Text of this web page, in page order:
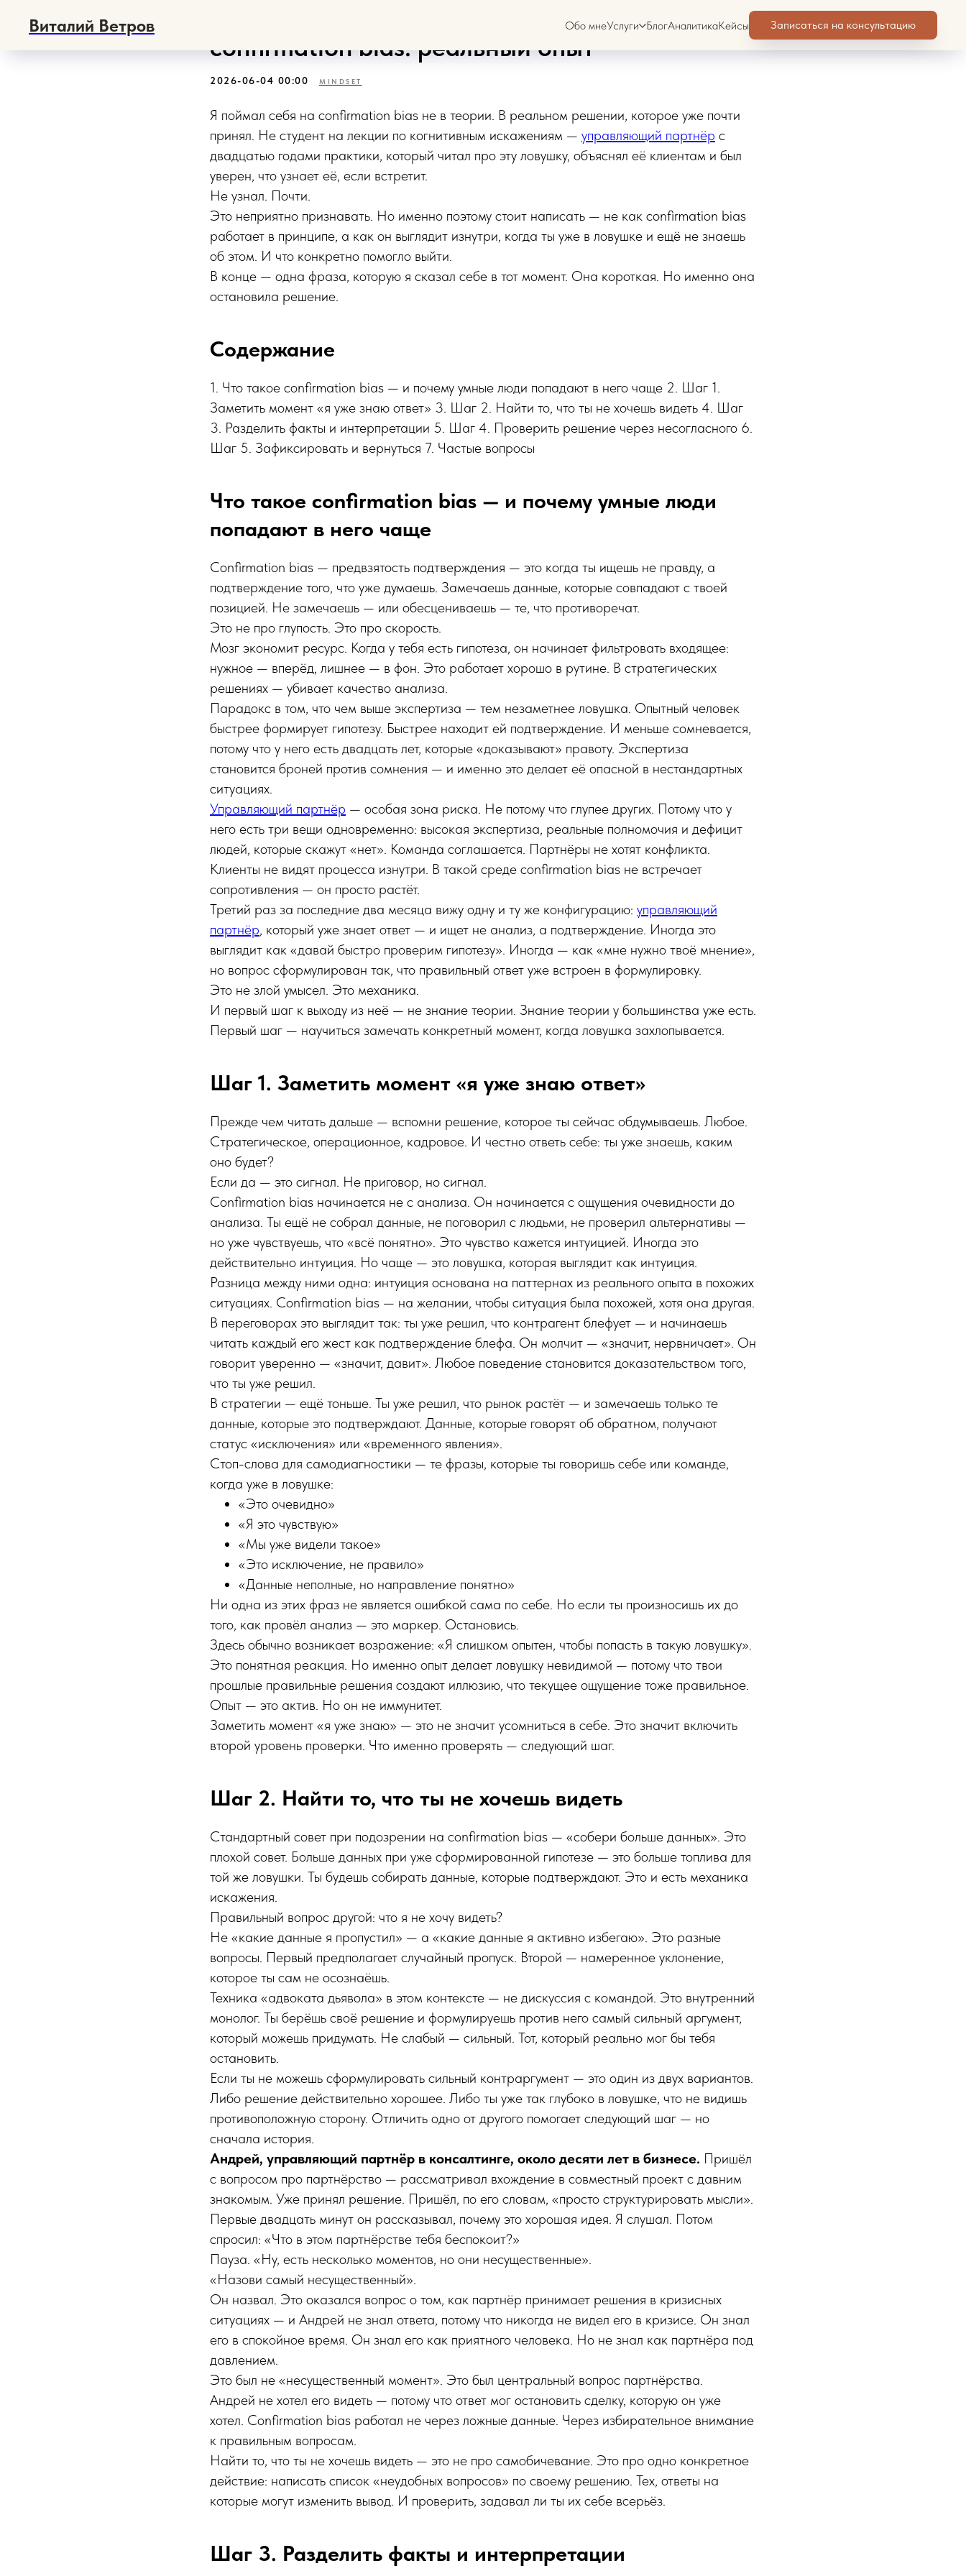
Виталий Ветров Обо мнеУслуги БлогАналитикаКейсы Записаться на консультацию
Как управляющий партнёр поймал себя на
confirmation bias: реальный опыт
2026-06-04 00:00 MINDSET
Я поймал себя на confirmation bias не в теории. В реальном решении, которое уже почти
принял. Не студент на лекции по когнитивным искажениям — управляющий партнёр с
двадцатью годами практики, который читал про эту ловушку, объяснял её клиентам и был
уверен, что узнает её, если встретит.
Не узнал. Почти.
Это неприятно признавать. Но именно поэтому стоит написать — не как confirmation bias
работает в принципе, а как он выглядит изнутри, когда ты уже в ловушке и ещё не знаешь
об этом. И что конкретно помогло выйти.
В конце — одна фраза, которую я сказал себе в тот момент. Она короткая. Но именно она
остановила решение.
Содержание
1. Что такое confirmation bias — и почему умные люди попадают в него чаще 2. Шаг 1.
Заметить момент «я уже знаю ответ» 3. Шаг 2. Найти то, что ты не хочешь видеть 4. Шаг
3. Разделить факты и интерпретации 5. Шаг 4. Проверить решение через несогласного 6.
Шаг 5. Зафиксировать и вернуться 7. Частые вопросы
Что такое confirmation bias — и почему умные люди
попадают в него чаще
Confirmation bias — предвзятость подтверждения — это когда ты ищешь не правду, а
подтверждение того, что уже думаешь. Замечаешь данные, которые совпадают с твоей
позицией. Не замечаешь — или обесцениваешь — те, что противоречат.
Это не про глупость. Это про скорость.
Мозг экономит ресурс. Когда у тебя есть гипотеза, он начинает фильтровать входящее:
нужное — вперёд, лишнее — в фон. Это работает хорошо в рутине. В стратегических
решениях — убивает качество анализа.
Парадокс в том, что чем выше экспертиза — тем незаметнее ловушка. Опытный человек
быстрее формирует гипотезу. Быстрее находит ей подтверждение. И меньше сомневается,
потому что у него есть двадцать лет, которые «доказывают» правоту. Экспертиза
становится броней против сомнения — и именно это делает её опасной в нестандартных
ситуациях.
Управляющий партнёр — особая зона риска. Не потому что глупее других. Потому что у
него есть три вещи одновременно: высокая экспертиза, реальные полномочия и дефицит
людей, которые скажут «нет». Команда соглашается. Партнёры не хотят конфликта.
Клиенты не видят процесса изнутри. В такой среде confirmation bias не встречает
сопротивления — он просто растёт.
Третий раз за последние два месяца вижу одну и ту же конфигурацию: управляющий
партнёр, который уже знает ответ — и ищет не анализ, а подтверждение. Иногда это
выглядит как «давай быстро проверим гипотезу». Иногда — как «мне нужно твоё мнение»,
но вопрос сформулирован так, что правильный ответ уже встроен в формулировку.
Это не злой умысел. Это механика.
И первый шаг к выходу из неё — не знание теории. Знание теории у большинства уже есть.
Первый шаг — научиться замечать конкретный момент, когда ловушка захлопывается.
Шаг 1. Заметить момент «я уже знаю ответ»
Прежде чем читать дальше — вспомни решение, которое ты сейчас обдумываешь. Любое.
Стратегическое, операционное, кадровое. И честно ответь себе: ты уже знаешь, каким
оно будет?
Если да — это сигнал. Не приговор, но сигнал.
Confirmation bias начинается не с анализа. Он начинается с ощущения очевидности до
анализа. Ты ещё не собрал данные, не поговорил с людьми, не проверил альтернативы —
но уже чувствуешь, что «всё понятно». Это чувство кажется интуицией. Иногда это
действительно интуиция. Но чаще — это ловушка, которая выглядит как интуиция.
Разница между ними одна: интуиция основана на паттернах из реального опыта в похожих
ситуациях. Confirmation bias — на желании, чтобы ситуация была похожей, хотя она другая.
В переговорах это выглядит так: ты уже решил, что контрагент блефует — и начинаешь
читать каждый его жест как подтверждение блефа. Он молчит — «значит, нервничает». Он
говорит уверенно — «значит, давит». Любое поведение становится доказательством того,
что ты уже решил.
В стратегии — ещё тоньше. Ты уже решил, что рынок растёт — и замечаешь только те
данные, которые это подтверждают. Данные, которые говорят об обратном, получают
статус «исключения» или «временного явления».
Стоп-слова для самодиагностики — те фразы, которые ты говоришь себе или команде,
когда уже в ловушке:
«Это очевидно»
«Я это чувствую»
«Мы уже видели такое»
«Это исключение, не правило»
«Данные неполные, но направление понятно»
Ни одна из этих фраз не является ошибкой сама по себе. Но если ты произносишь их до
того, как провёл анализ — это маркер. Остановись.
Здесь обычно возникает возражение: «Я слишком опытен, чтобы попасть в такую ловушку».
Это понятная реакция. Но именно опыт делает ловушку невидимой — потому что твои
прошлые правильные решения создают иллюзию, что текущее ощущение тоже правильное.
Опыт — это актив. Но он не иммунитет.
Заметить момент «я уже знаю» — это не значит усомниться в себе. Это значит включить
второй уровень проверки. Что именно проверять — следующий шаг.
Шаг 2. Найти то, что ты не хочешь видеть
Стандартный совет при подозрении на confirmation bias — «собери больше данных». Это
плохой совет. Больше данных при уже сформированной гипотезе — это больше топлива для
той же ловушки. Ты будешь собирать данные, которые подтверждают. Это и есть механика
искажения.
Правильный вопрос другой: что я не хочу видеть?
Не «какие данные я пропустил» — а «какие данные я активно избегаю». Это разные
вопросы. Первый предполагает случайный пропуск. Второй — намеренное уклонение,
которое ты сам не осознаёшь.
Техника «адвоката дьявола» в этом контексте — не дискуссия с командой. Это внутренний
монолог. Ты берёшь своё решение и формулируешь против него самый сильный аргумент,
который можешь придумать. Не слабый — сильный. Тот, который реально мог бы тебя
остановить.
Если ты не можешь сформулировать сильный контраргумент — это один из двух вариантов.
Либо решение действительно хорошее. Либо ты уже так глубоко в ловушке, что не видишь
противоположную сторону. Отличить одно от другого помогает следующий шаг — но
сначала история.
Андрей, управляющий партнёр в консалтинге, около десяти лет в бизнесе. Пришёл
с вопросом про партнёрство — рассматривал вхождение в совместный проект с давним
знакомым. Уже принял решение. Пришёл, по его словам, «просто структурировать мысли».
Первые двадцать минут он рассказывал, почему это хорошая идея. Я слушал. Потом
спросил: «Что в этом партнёрстве тебя беспокоит?»
Пауза. «Ну, есть несколько моментов, но они несущественные».
«Назови самый несущественный».
Он назвал. Это оказался вопрос о том, как партнёр принимает решения в кризисных
ситуациях — и Андрей не знал ответа, потому что никогда не видел его в кризисе. Он знал
его в спокойное время. Он знал его как приятного человека. Но не знал как партнёра под
давлением.
Это был не «несущественный момент». Это был центральный вопрос партнёрства.
Андрей не хотел его видеть — потому что ответ мог остановить сделку, которую он уже
хотел. Confirmation bias работал не через ложные данные. Через избирательное внимание
к правильным вопросам.
Найти то, что ты не хочешь видеть — это не про самобичевание. Это про одно конкретное
действие: написать список «неудобных вопросов» по своему решению. Тех, ответы на
которые могут изменить вывод. И проверить, задавал ли ты их себе всерьёз.
Шаг 3. Разделить факты и интерпретации